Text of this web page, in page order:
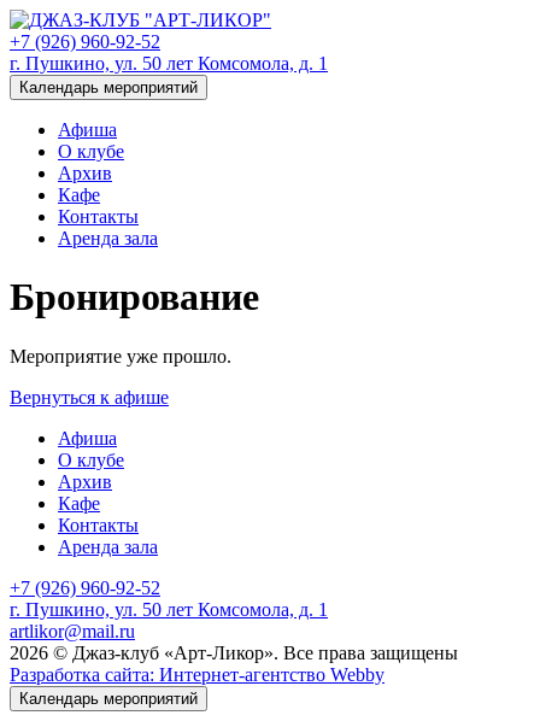
+7 (926) 960-92-52
г. Пушкино, ул. 50 лет Комсомола, д. 1
Календарь мероприятий
Афиша
О клубе
Архив
Кафе
Контакты
Аренда зала
Бронирование
Мероприятие уже прошло.
Вернуться к афише
Афиша
О клубе
Архив
Кафе
Контакты
Аренда зала
+7 (926) 960-92-52
г. Пушкино, ул. 50 лет Комсомола, д. 1
artlikor@mail.ru
2026 © Джаз-клуб «Арт-Ликор». Все права защищены
Разработка сайта: Интернет-агентство Webby
Календарь мероприятий